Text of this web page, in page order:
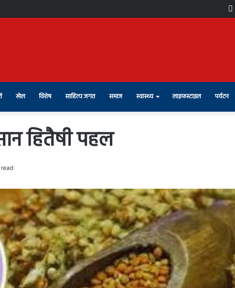
खेल विशेष साहित्य जगत समाज स्वास्थ्य लाइफस्टाइल पर्यटन
हितैषी पहल